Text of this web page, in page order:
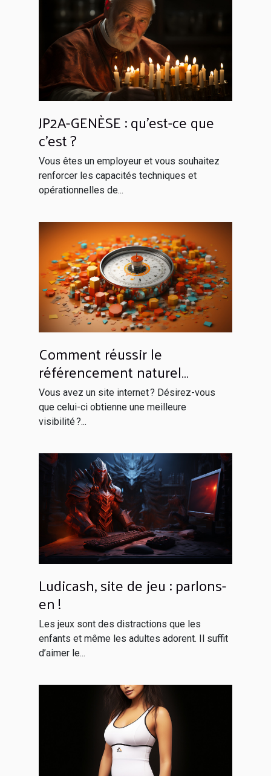
JP2A-GENÈSE : qu’est-ce que
c’est ?
Vous êtes un employeur et vous souhaitez
renforcer les capacités techniques et
opérationnelles de...
Comment réussir le
référencement naturel
efficacement ?
Vous avez un site internet ? Désirez-vous
que celui-ci obtienne une meilleure
visibilité ?...
Ludicash, site de jeu : parlons-
en !
Les jeux sont des distractions que les
enfants et même les adultes adorent. Il suffit
d’aimer le...